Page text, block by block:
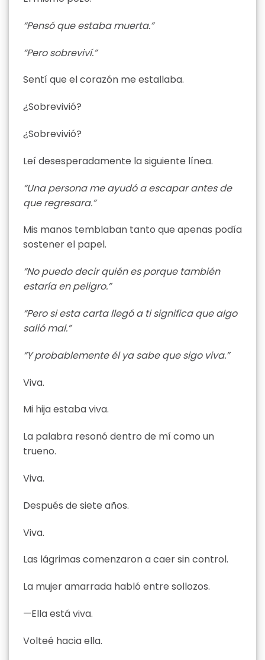
“Pensó que estaba muerta.”
“Pero sobreviví.”
Sentí que el corazón me estallaba.
¿Sobrevivió?
¿Sobrevivió?
Leí desesperadamente la siguiente línea.
“Una persona me ayudó a escapar antes de
que regresara.”
Mis manos temblaban tanto que apenas podía
sostener el papel.
“No puedo decir quién es porque también
estaría en peligro.”
“Pero si esta carta llegó a ti significa que algo
salió mal.”
“Y probablemente él ya sabe que sigo viva.”
Viva.
Mi hija estaba viva.
La palabra resonó dentro de mí como un
trueno.
Viva.
Después de siete años.
Viva.
Las lágrimas comenzaron a caer sin control.
La mujer amarrada habló entre sollozos.
—Ella está viva.
Volteé hacia ella.